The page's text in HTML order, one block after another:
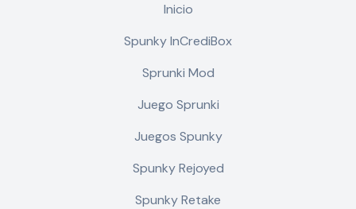
Inicio
Spunky InCrediBox
Sprunki Mod
Juego Sprunki
Juegos Spunky
Spunky Rejoyed
Spunky Retake